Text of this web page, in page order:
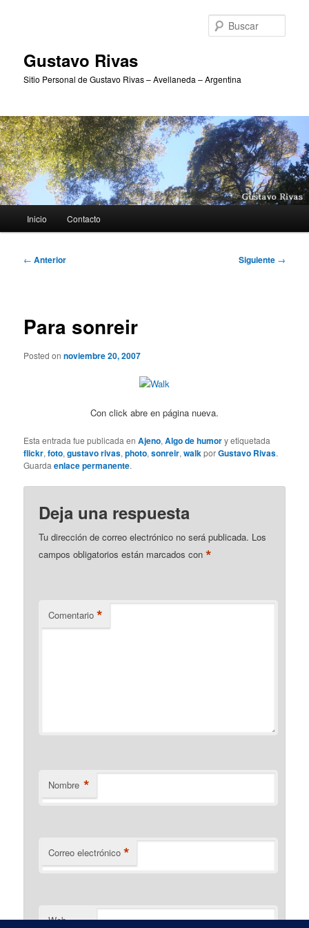
Gustavo Rivas
Sitio Personal de Gustavo Rivas – Avellaneda – Argentina
principal
Inicio Contacto
Navegación
← Anterior Siguiente →
Para sonreir
Posted onnoviembre 20, 2007
Con click abre en página nueva.
Esta entrada fue publicada enAjeno,Algo de humory etiquetada
flickr,foto,gustavo rivas,photo,sonreir,walkporGustavo Rivas.
Guardaenlace permanente.
Deja una respuesta
Tu dirección de correo electrónico no será publicada. Los
campos obligatorios están marcados con*
Comentario *
Nombre *
Correo electrónico *
Web